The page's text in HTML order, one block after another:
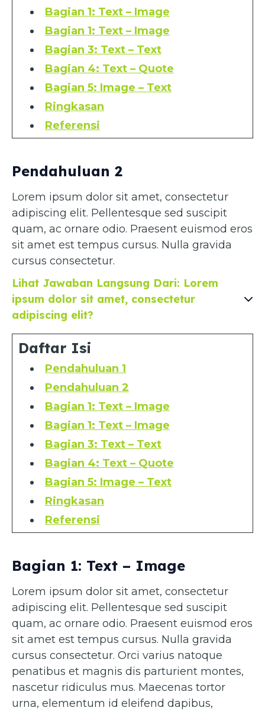
Bagian 1: Text – Image
Bagian 1: Text – Image
Bagian 3: Text – Text
Bagian 4: Text – Quote
Bagian 5: Image – Text
Ringkasan
Referensi
Pendahuluan 2
Lorem ipsum dolor sit amet, consectetur
adipiscing elit. Pellentesque sed suscipit
quam, ac ornare odio. Praesent euismod eros
sit amet est tempus cursus. Nulla gravida
cursus consectetur.
Lihat Jawaban Langsung Dari: Lorem
ipsum dolor sit amet, consectetur
adipiscing elit?
Daftar Isi
Pendahuluan 1
Pendahuluan 2
Bagian 1: Text – Image
Bagian 1: Text – Image
Bagian 3: Text – Text
Bagian 4: Text – Quote
Bagian 5: Image – Text
Ringkasan
Referensi
Bagian 1: Text – Image
Lorem ipsum dolor sit amet, consectetur
adipiscing elit. Pellentesque sed suscipit
quam, ac ornare odio. Praesent euismod eros
sit amet est tempus cursus. Nulla gravida
cursus consectetur. Orci varius natoque
penatibus et magnis dis parturient montes,
nascetur ridiculus mus. Maecenas tortor
urna, elementum id eleifend dapibus,